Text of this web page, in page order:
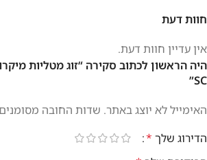
חוות דעת
אין עדיין חוות דעת.
היה הראשון לכתוב סקירה “זוג מטליות
SC”
האימייל לא יוצג באתר. שדות החובה מסומנים
הדירוג שלך *